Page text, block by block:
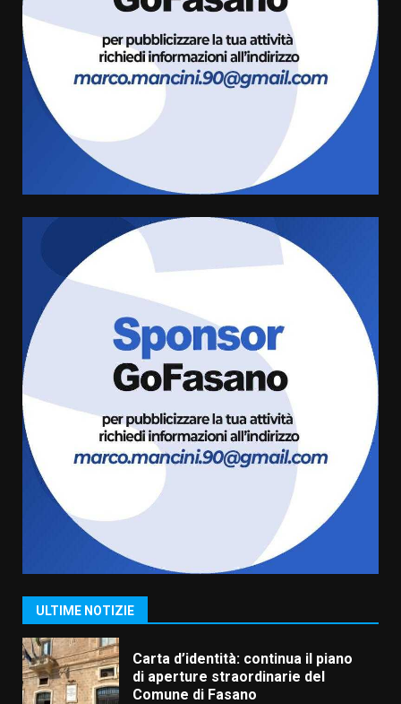
ULTIME NOTIZIE
pronta a tornare in Consiglio
comunale
6 Agosto 2026 08:00
Cura dei beni comuni e
cittadinanza attiva: online
l’avviso per la gestione
condivisa della Villetta di
assoluta de “L’Albergo
Belvedere. Il rapimento”
6 Agosto 2026 06:15
Serie D, l’Us Fasano è escluso
dal campionato
5 Agosto 2026 17:30
Truffatori in azione nelle
frazioni fasanesi
5 Agosto 2026 11:03
1
Fasanese ferito a colpi di arma
da fuoco
6 Agosto 2026 18:13
Carta d’identità: continua il piano
di aperture straordinarie del
Comune di Fasano